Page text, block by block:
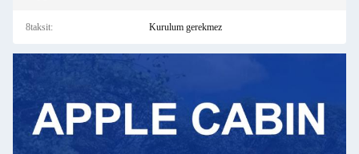
8taksit: Kurulum gerekmez